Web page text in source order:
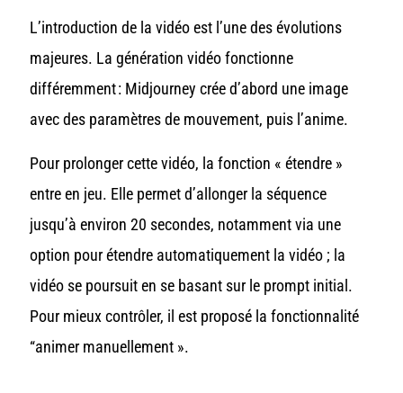
L’introduction de la vidéo est l’une des évolutions
majeures. La génération vidéo fonctionne
différemment : Midjourney crée d’abord une image
avec des paramètres de mouvement, puis l’anime.
Pour prolonger cette vidéo, la fonction « étendre »
entre en jeu. Elle permet d’allonger la séquence
jusqu’à environ 20 secondes, notamment via une
option pour étendre automatiquement la vidéo ; la
vidéo se poursuit en se basant sur le prompt initial.
Pour mieux contrôler, il est proposé la fonctionnalité
“animer manuellement ».